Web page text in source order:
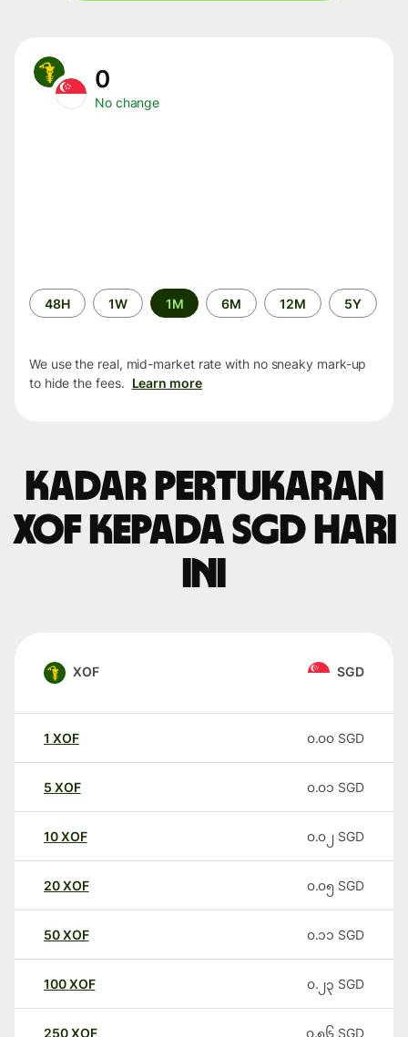
0
No change
Time
period
48H 1W 1M 6M 12M 5Y
We use the real, mid-market rate with no sneaky mark-up
to hide the fees. Learn more
Kadar pertukaran
XOF kepada SGD hari
ini
XOF SGD
1 XOF ၀.၀၀ SGD
5 XOF ၀.၀၁ SGD
10XOF ၀.၀၂ SGD
20XOF ၀.၀၅ SGD
50XOF ၀.၁၁ SGD
100XOF ၀.၂၃ SGD
250XOF ၀.၅၆ SGD